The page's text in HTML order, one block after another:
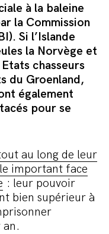
à la baleine
la Commission
Si l’Islande
la Norvège et
chasseurs
du Groenland,
également
pour se
au long de leur
important face
: leur pouvoir
bien supérieur à
an.